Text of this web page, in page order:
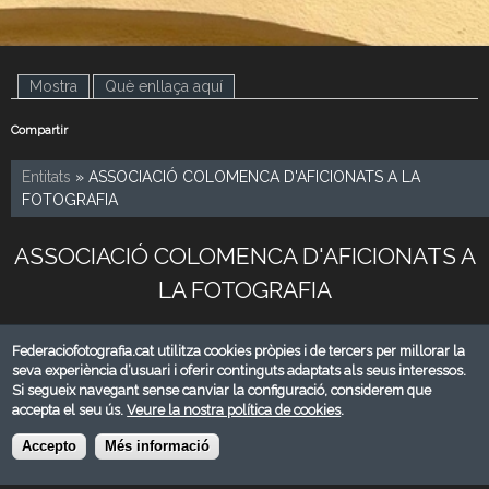
Mostra (pestanya activa)
Què enllaça aquí
Compartir
Entitats » ASSOCIACIÓ COLOMENCA D'AFICIONATS A LA
FOTOGRAFIA
ASSOCIACIÓ COLOMENCA D'AFICIONATS A
LA FOTOGRAFIA
Entitat 111
Població Santa Coloma de Gramanet
Província Barcelona
President Pedro Jose Justicia Celdran
Federaciofotografia.cat utilitza cookies pròpies i de tercers per millorar la
seva experiència d’usuari i oferir continguts adaptats als seus interessos.
Si segueix navegant sense canviar la configuració, considerem que
accepta el seu ús.Veure la nostra política de cookies.
Accepto Més informació